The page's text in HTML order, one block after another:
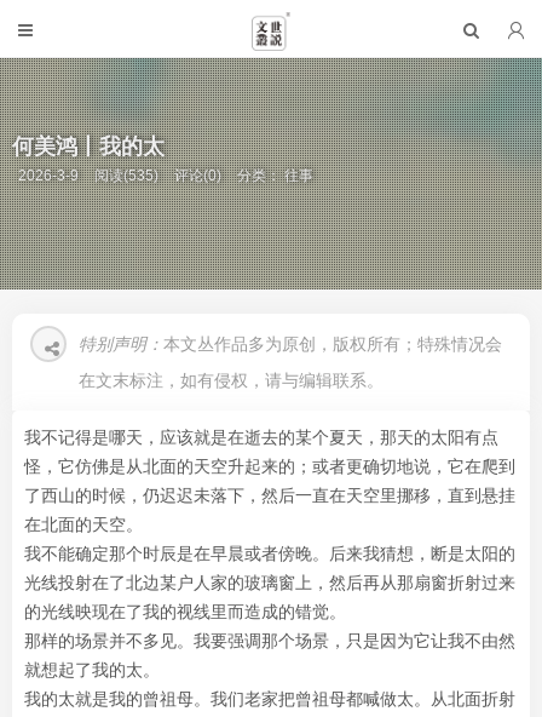
何美鸿丨我的太
2026-3-9 阅读(535) 评论(0) 分类：往事
特别声明： 本文丛作品多为原创，版权所有；特殊情况会
在文末标注，如有侵权，请与编辑联系。
我不记得是哪天，应该就是在逝去的某个夏天，那天的太阳有点
怪，它仿佛是从北面的天空升起来的；或者更确切地说，它在爬到
了西山的时候，仍迟迟未落下，然后一直在天空里挪移，直到悬挂
在北面的天空。
我不能确定那个时辰是在早晨或者傍晚。后来我猜想，断是太阳的
光线投射在了北边某户人家的玻璃窗上，然后再从那扇窗折射过来
的光线映现在了我的视线里而造成的错觉。
那样的场景并不多见。我要强调那个场景，只是因为它让我不由然
就想起了我的太。
我的太就是我的曾祖母。我们老家把曾祖母都喊做太。从北面折射